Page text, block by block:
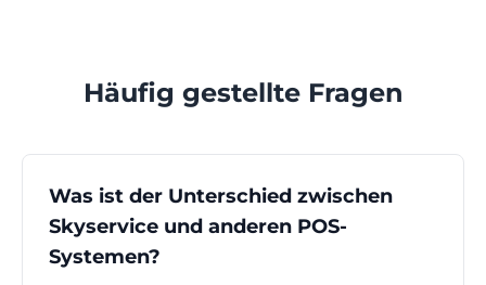
Häufig gestellte Fragen
Was ist der Unterschied zwischen
Skyservice und anderen POS-
Systemen?